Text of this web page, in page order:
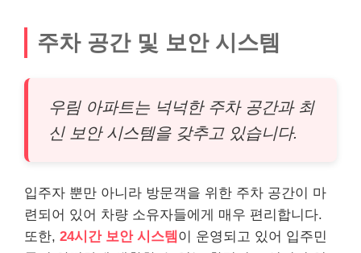
주차 공간 및 보안 시스템
우림 아파트는 넉넉한 주차 공간과 최
신 보안 시스템을 갖추고 있습니다.
입주자 뿐만 아니라 방문객을 위한 주차 공간이 마
련되어 있어 차량 소유자들에게 매우 편리합니다.
또한, 24시간 보안 시스템 이 운영되고 있어 입주민